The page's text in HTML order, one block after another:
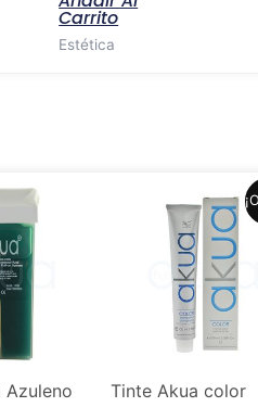
Carrito
Estética
Azuleno
Tinte Akua color
precio
original
era:
6,99 €.
precio
actual
es:
6,41 €.